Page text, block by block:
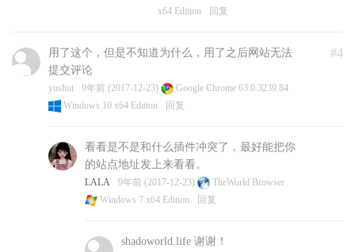
x64 Edition
回复
#4
用了这个，但是不知道为什么，用了之后网站无法
提交评论
yushui 9年前 (2017-12-23)
Google Chrome 63.0.3239.84
Windows 10 x64 Edition
回复
看看是不是和什么插件冲突了，最好能把你
的站点地址发上来看看。
LALA 9年前 (2017-12-23)
TheWorld Browser
Windows 7 x64 Edition
回复
shadoworld.life 谢谢！